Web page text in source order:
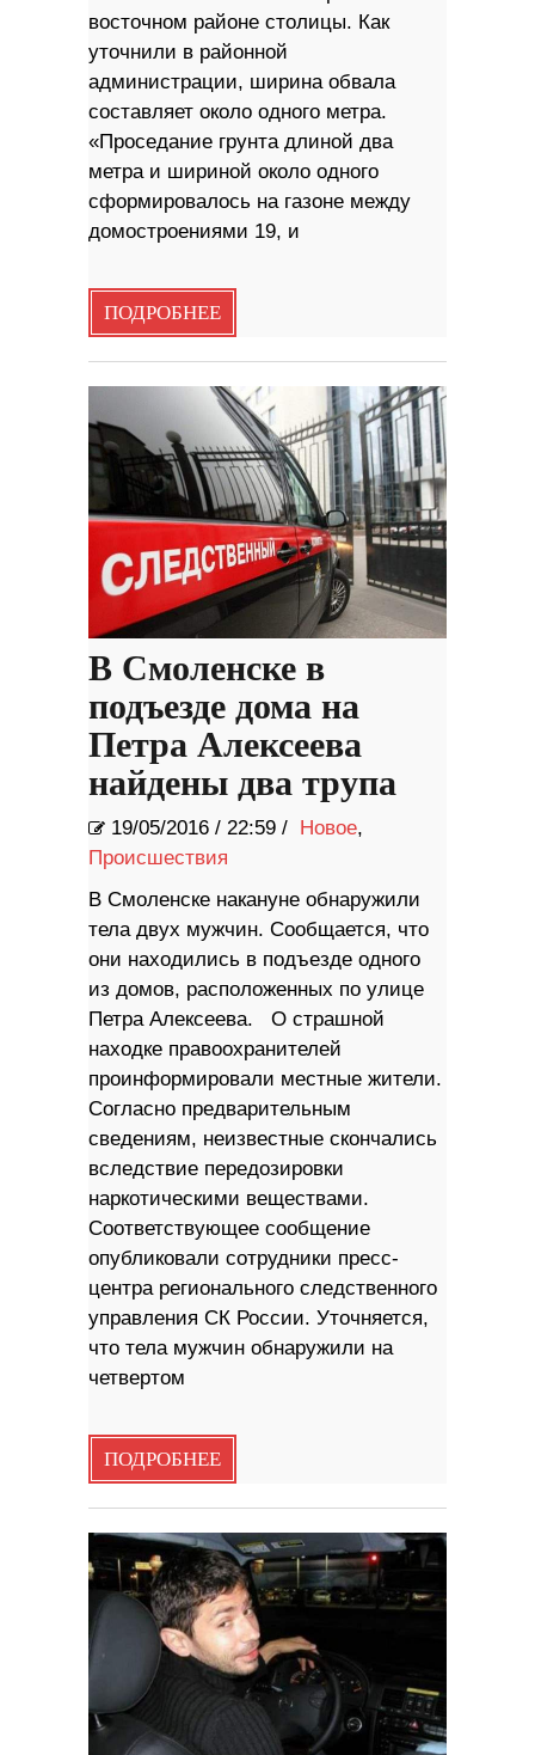
восточном районе столицы. Как
уточнили в районной
администрации, ширина обвала
составляет около одного метра.
«Проседание грунта длиной два
метра и шириной около одного
сформировалось на газоне между
домостроениями 19, и
ПОДРОБНЕЕ
В Смоленске в
подъезде дома на
Петра Алексеева
найдены два трупа
19/05/2016 / 22:59 / Новое,
Происшествия
В Смоленске накануне обнаружили
тела двух мужчин. Сообщается, что
они находились в подъезде одного
из домов, расположенных по улице
Петра Алексеева. О страшной
находке правоохранителей
проинформировали местные жители.
Согласно предварительным
сведениям, неизвестные скончались
вследствие передозировки
наркотическими веществами.
Соответствующее сообщение
опубликовали сотрудники пресс-
центра регионального следственного
управления СК России. Уточняется,
что тела мужчин обнаружили на
четвертом
ПОДРОБНЕЕ